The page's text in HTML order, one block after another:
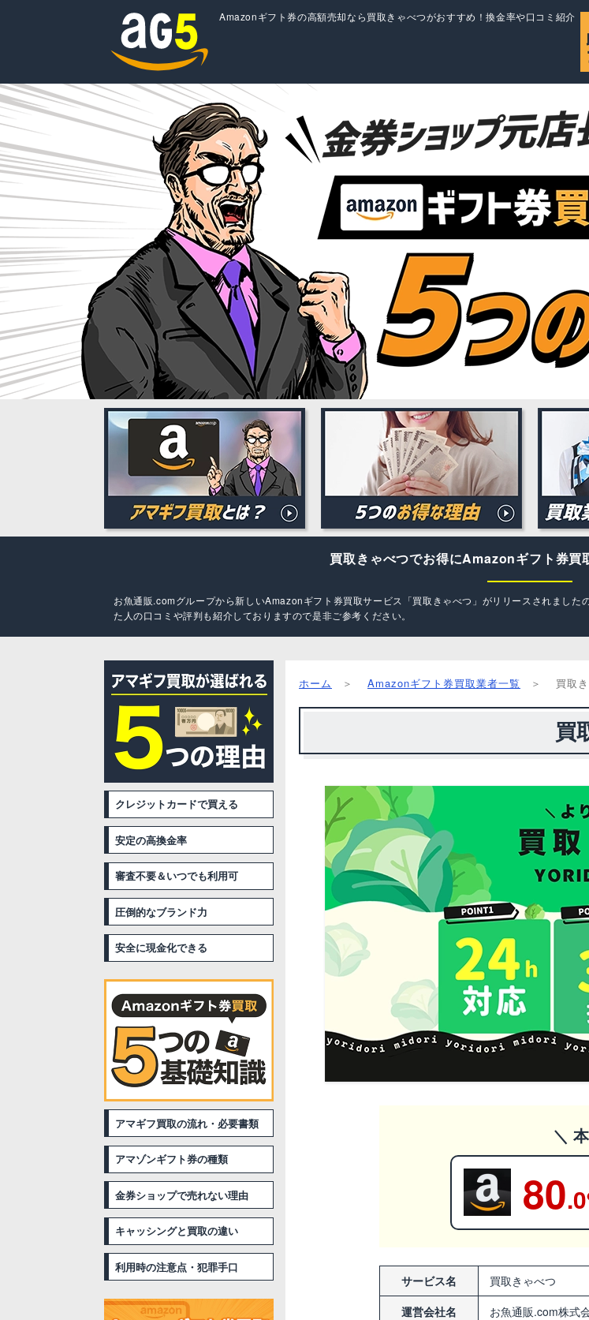
Amazonギフト券の高額売却なら買取きゃべつがおすすめ！換金率や口コミ紹介
買取きゃべつでお得にAmazonギフト券買
お魚通販.comグループから新しいAmazonギフト券買取サービス「買取きゃべつ」がリリースされまし
た人の口コミや評判も紹介しておりますので是非ご参考ください。
ホーム Amazonギフト券買取業者一覧 買取
買
＼
80
サービス名
買取きゃべつ
運営会社名
お魚通販.com株式
クレジットカードで買える
安定の高換金率
審査不要＆いつでも利用可
圧倒的なブランド力
安全に現金化できる
アマギフ買取の流れ・必要書類
アマゾンギフト券の種類
金券ショップで売れない理由
キャッシングと買取の違い
利用時の注意点・犯罪手口